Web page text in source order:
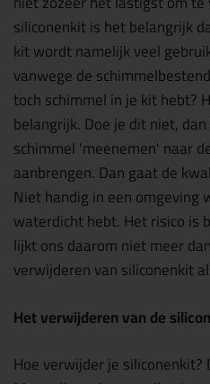
siliconenkit is het belangrijk
kit wordt namelijk veel
vanwege de
toch schimmel in je kit hebt?
belangrijk. Doe je dit niet,
schimmel 'meenemen' naar
aanbrengen. Dan gaat de
Niet handig in een omgeving
waterdicht hebt. Het risico is
lijkt ons daarom niet meer
verwijderen van siliconenkit
Het verwijderen van de
Hoe verwijder je